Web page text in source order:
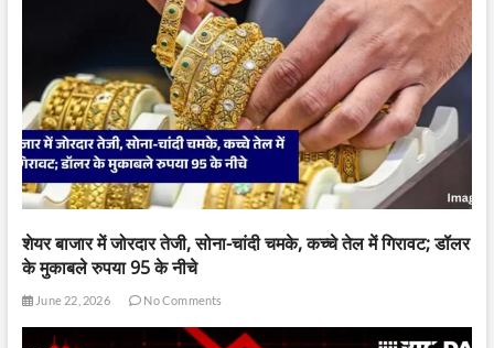
शेयर बाजार में जोरदार तेजी, सोना-चांदी चमके, कच्चे तेल में गिरावट; डॉलर
के मुकाबले रुपया 95 के नीचे
June 22, 2026 No Comments